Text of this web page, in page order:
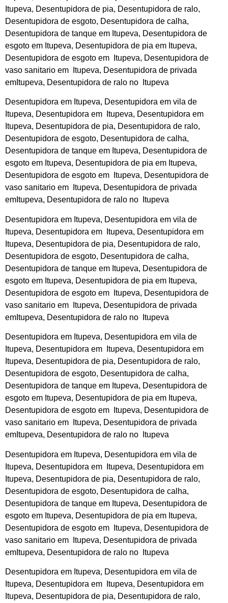
Itupeva, Desentupidora de pia, Desentupidora de ralo,
Desentupidora de esgoto, Desentupidora de calha,
Desentupidora de tanque em Itupeva, Desentupidora de
esgoto em Itupeva, Desentupidora de pia em Itupeva,
Desentupidora de esgoto em Itupeva, Desentupidora de
vaso sanitario em Itupeva, Desentupidora de privada
emItupeva, Desentupidora de ralo no Itupeva
Desentupidora em Itupeva, Desentupidora em vila de
Itupeva, Desentupidora em Itupeva, Desentupidora em
Itupeva, Desentupidora de pia, Desentupidora de ralo,
Desentupidora de esgoto, Desentupidora de calha,
Desentupidora de tanque em Itupeva, Desentupidora de
esgoto em Itupeva, Desentupidora de pia em Itupeva,
Desentupidora de esgoto em Itupeva, Desentupidora de
vaso sanitario em Itupeva, Desentupidora de privada
emItupeva, Desentupidora de ralo no Itupeva
Desentupidora em Itupeva, Desentupidora em vila de
Itupeva, Desentupidora em Itupeva, Desentupidora em
Itupeva, Desentupidora de pia, Desentupidora de ralo,
Desentupidora de esgoto, Desentupidora de calha,
Desentupidora de tanque em Itupeva, Desentupidora de
esgoto em Itupeva, Desentupidora de pia em Itupeva,
Desentupidora de esgoto em Itupeva, Desentupidora de
vaso sanitario em Itupeva, Desentupidora de privada
emItupeva, Desentupidora de ralo no Itupeva
Desentupidora em Itupeva, Desentupidora em vila de
Itupeva, Desentupidora em Itupeva, Desentupidora em
Itupeva, Desentupidora de pia, Desentupidora de ralo,
Desentupidora de esgoto, Desentupidora de calha,
Desentupidora de tanque em Itupeva, Desentupidora de
esgoto em Itupeva, Desentupidora de pia em Itupeva,
Desentupidora de esgoto em Itupeva, Desentupidora de
vaso sanitario em Itupeva, Desentupidora de privada
emItupeva, Desentupidora de ralo no Itupeva
Desentupidora em Itupeva, Desentupidora em vila de
Itupeva, Desentupidora em Itupeva, Desentupidora em
Itupeva, Desentupidora de pia, Desentupidora de ralo,
Desentupidora de esgoto, Desentupidora de calha,
Desentupidora de tanque em Itupeva, Desentupidora de
esgoto em Itupeva, Desentupidora de pia em Itupeva,
Desentupidora de esgoto em Itupeva, Desentupidora de
vaso sanitario em Itupeva, Desentupidora de privada
emItupeva, Desentupidora de ralo no Itupeva
Desentupidora em Itupeva, Desentupidora em vila de
Itupeva, Desentupidora em Itupeva, Desentupidora em
Itupeva, Desentupidora de pia, Desentupidora de ralo,